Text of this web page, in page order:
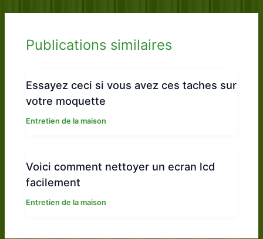
Publications similaires
Essayez ceci si vous avez ces taches sur
votre moquette
Entretien de la maison
Voici comment nettoyer un ecran lcd
facilement
Entretien de la maison